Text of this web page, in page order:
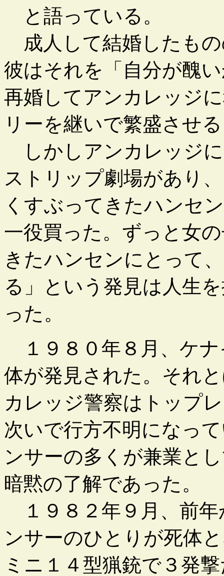
と語っている。
成人して結婚したも
彼はそれを「自分が醜
再婚してアンカレッジ
リーを継いで繁盛させ
しかしアンカレッジ
ストリップ劇場があり
くすぶってきたハンセ
一役買った。ずっと女
きたハンセンにとって
る」という発見は人生
った。
１９８０年８月、ケナ
体が発見された。それ
カレッジ警察はトップ
次いで行方不明になっ
ンサーの多くが兼業と
暗黙の了解であった。
１９８２年９月、前
ンサーのひとりが死体
ミニ１４型猟銃で３発